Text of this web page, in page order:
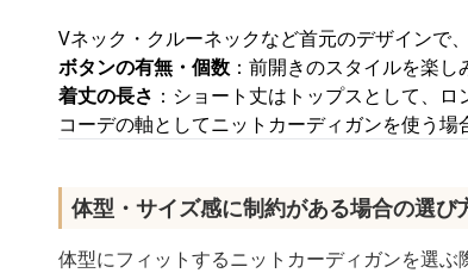
Vネック・クルーネックなど首元のデザインで
ボタンの有無・個数 ：前開きのスタイルを楽
着丈の長さ ：ショート丈はトップスとして、
コーデの軸としてニットカーディガンを使う
体型・サイズ感に制約がある場合の選び
体型にフィットするニットカーディガンを選ぶ